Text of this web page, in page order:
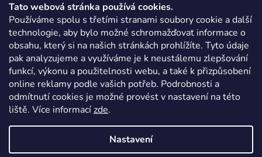
Tato webová stránka používá cookies.
Používáme spolu s třetími stranami soubory cookie a další
technologie, aby bylo možné schromažďovat informace o
obsahu, který si na našich stránkách prohlížíte. Tyto údaje
pak analyzujeme a využíváme je k neustálemu zlepšování
funkcí, výkonu a použitelnosti webu, a také k přizpůsobení
online reklamy podle vašich potřeb. Podrobnosti a
odmítnutí cookies je možné provést v nastavení na této
liště. Více informacízde.
Nastavení
Vytvořil Shoptet |Nakódoval eshopGuru